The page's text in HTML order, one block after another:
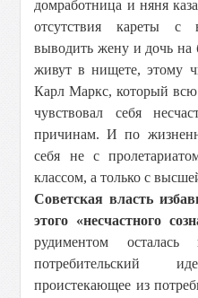
домработница и няня
отсутствия кареты с
выводить жену и дочь на
живут в нищете, этому
Карл Маркс, который
чувствовал себя
причинам. И по
себя не с
классом, а только с
Советская власть
этого «несчастного
рудиментом
потребительский
проистекающее из